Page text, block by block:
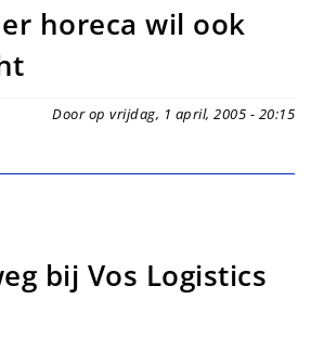
horeca wil ook
Door op vrijdag, 1 april, 2005 - 20:15
bij Vos Logistics